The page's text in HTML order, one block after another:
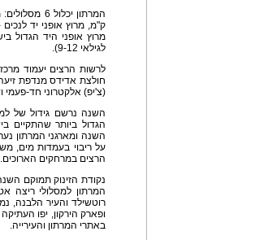
ק"מ, מרוץ אופני יד
לגילאי 9-12).
לרשות הרצים יעמוד
חולצת אדידס מנדפת
(צ'יפ) אלקטרוני חד-פעמי
הגדול ביותר שהתקיים
השנה ומארגני המרתון
על ריבוי בעמדות מים,
הרצים במרחקים הארוכים.
נקודת הזינוק תמוקם
המרתון למסלולי ריצה
רוטשילד והעיר הלבנה,
ופארק הירקון, יפו העתיקה
באתרי המרתון והעירייה.